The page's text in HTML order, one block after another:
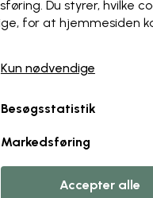
Du styrer, hvilke
for at hjemmesiden
Kun nødvendige
Besøgsstatistik
Markedsføring
Accepter alle